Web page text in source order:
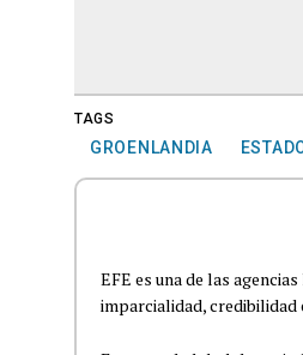
TAGS
GROENLANDIA
EFE es una de las
imparcialidad, credibilidad